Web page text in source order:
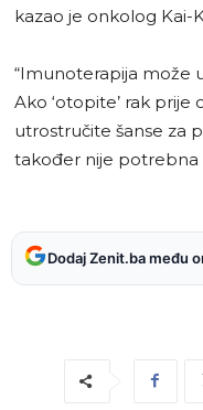
kazao je onkolog Kai-
“Imunoterapija može
Ako ‘otopite’ rak
utrostručite šanse za
također nije potrebna
Dodaj Zenit.ba među